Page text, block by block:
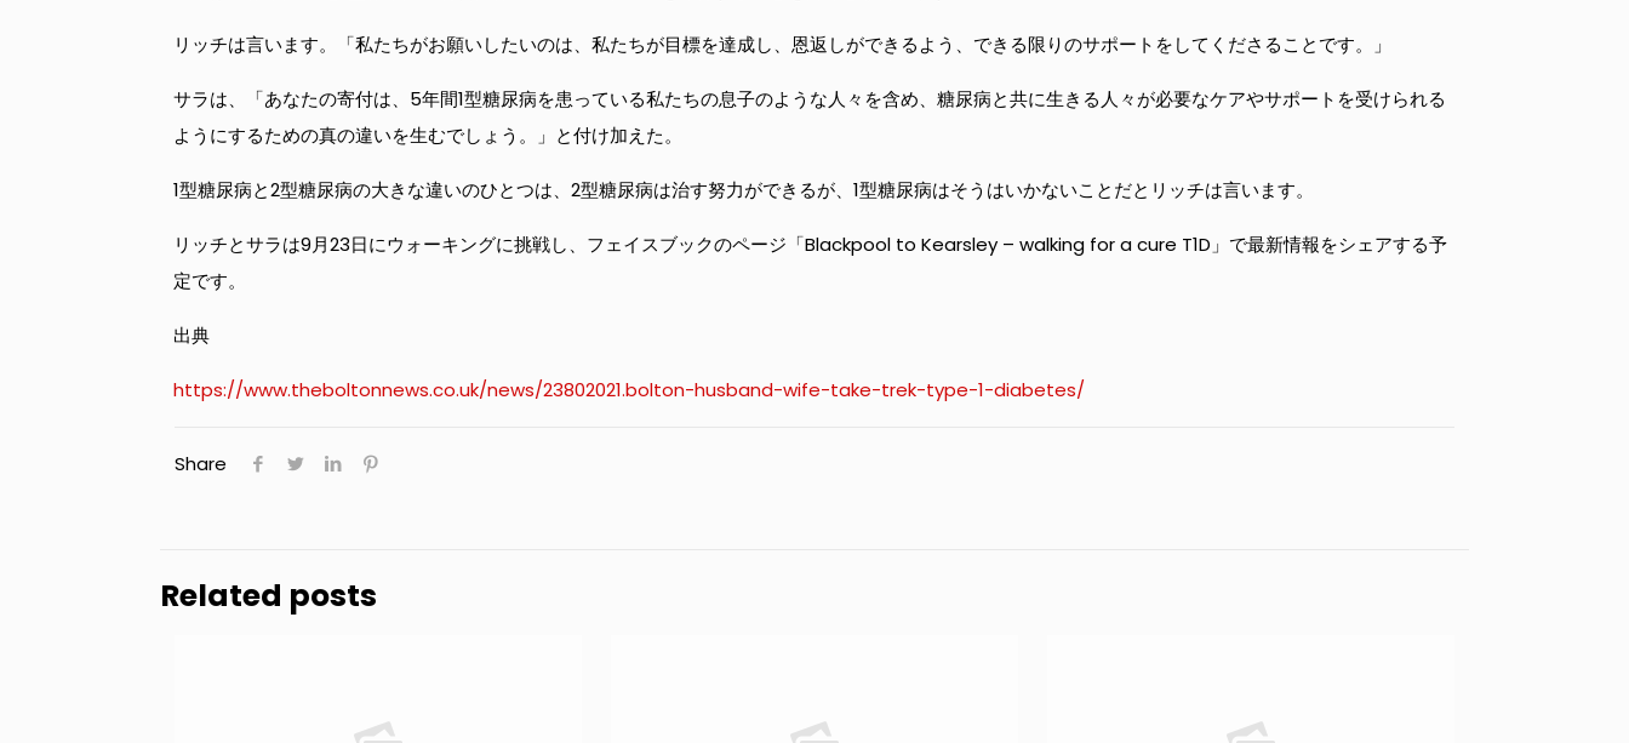
リッチは言います。「私たちがお願いしたいのは、私たちが目標を達成し、恩返しができるよう、できる限りのサポートをしてくださることです。」
サラは、「あなたの寄付は、5年間1型糖尿病を患っている私たちの息子のような人々を含め、糖尿病と共に生きる人々が必要なケアやサポートを受けられる
ようにするための真の違いを生むでしょう。」と付け加えた。
1型糖尿病と2型糖尿病の大きな違いのひとつは、2型糖尿病は治す努力ができるが、1型糖尿病はそうはいかないことだとリッチは言います。
リッチとサラは9月23日にウォーキングに挑戦し、フェイスブックのページ「Blackpool to Kearsley – walking for a cure T1D」で最新情報をシェアする予
定です。
出典
https://www.theboltonnews.co.uk/news/23802021.bolton-husband-wife-take-trek-type-1-diabetes/
Share
Related posts